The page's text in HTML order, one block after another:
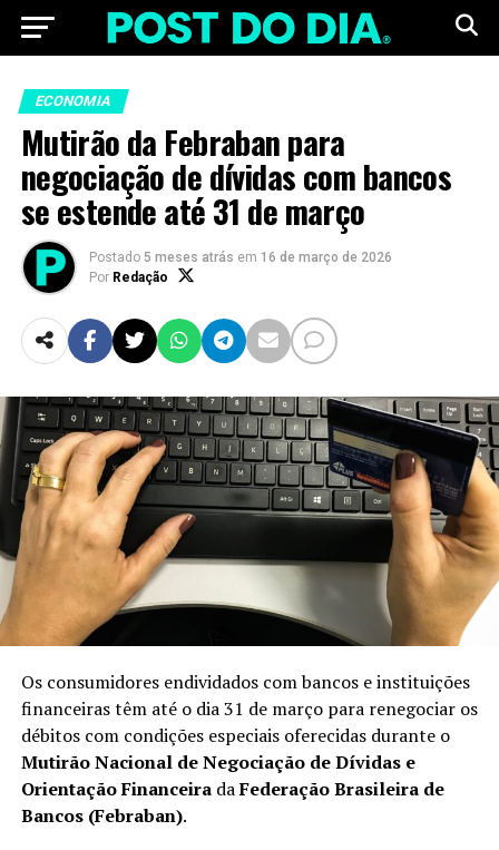
ECONOMIA
Mutirão da Febraban para
negociação de dívidas com bancos
se estende até 31 de março
Postado 5 meses atrás em 16 de março de 2026
Por Redação
Os consumidores endividados com bancos e instituições
financeiras têm até o dia 31 de março para renegociar os
débitos com condições especiais oferecidas durante o
Mutirão Nacional de Negociação de Dívidas e
Orientação FinanceiradaFederação Brasileira de
Bancos (Febraban).